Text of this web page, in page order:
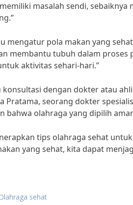
masalah sendi,
mengatur pola makan yang
membantu tubuh dalam
aktivitas sehari-hari.”
konsultasi dengan dokter atau
Pratama, seorang dokter
bahwa olahraga yang dipilih
tips olahraga sehat
yang sehat, kita dapat
sehat